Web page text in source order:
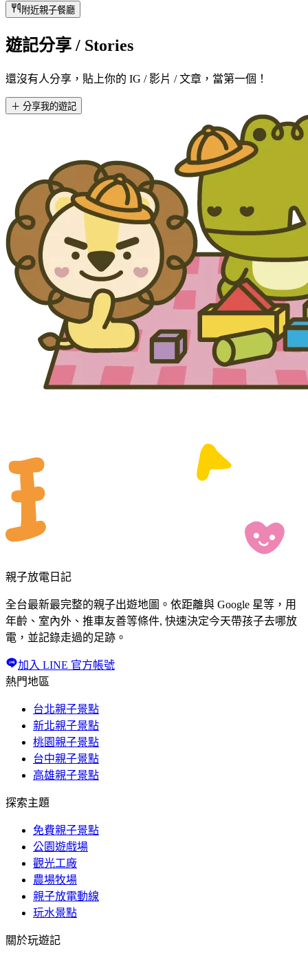
附近親子餐廳
遊記分享 / Stories
還沒有人分享，貼上你的 IG / 影片 / 文章，當第一個！
＋ 分享我的遊記
親子放電日記
全台最新最完整的親子出遊地圖。依距離與 Google 星等，用
年齡、室內外、推車友善等條件, 快速決定今天帶孩子去哪放
電，並記錄走過的足跡。
加入 LINE 官方帳號
熱門地區
台北親子景點
新北親子景點
桃園親子景點
台中親子景點
高雄親子景點
探索主題
免費親子景點
公園遊戲場
觀光工廠
農場牧場
親子放電動線
玩水景點
關於玩遊記